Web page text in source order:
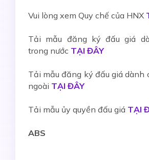
Vui lòng xem Quy chế của HNX
Tải mẫu đăng ký đấu giá
trong nước TẠI ĐÂY
Tải mẫu đăng ký đấu giá dành
ngoài TẠI ĐÂY
Tải mẫu ủy quyền đấu giá TẠI
ABS